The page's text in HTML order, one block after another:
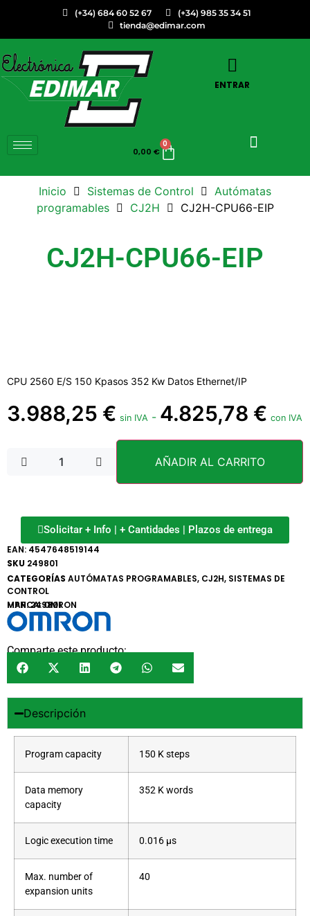
(+34) 684 60 52 67
(+34) 985 35 34 51
tienda@edimar.com
ENTRAR
0,00 €
0
Inicio Sistemas de Control
Autómatas
programables
CJ2H CJ2H-CPU66-EIP
CJ2H-CPU66-EIP
CPU 2560 E/S 150 Kpasos 352 Kw Datos Ethernet/IP
3.988,25 € sin IVA - 4.825,78 € con IVA
AÑADIR AL CARRITO
Solicitar + Info | + Cantidades | Plazos de entrega
EAN: 4547648519144
SKU 249801
CATEGORÍAS AUTÓMATAS PROGRAMABLES, CJ2H, SISTEMAS DE
CONTROL
MARCA:OMRON
MPN: 249801
Comparte este producto:
Descripción
Program capacity 150 K steps
Data memory
capacity
352 K words
Logic execution time 0.016 µs
Max. number of
expansion units
40